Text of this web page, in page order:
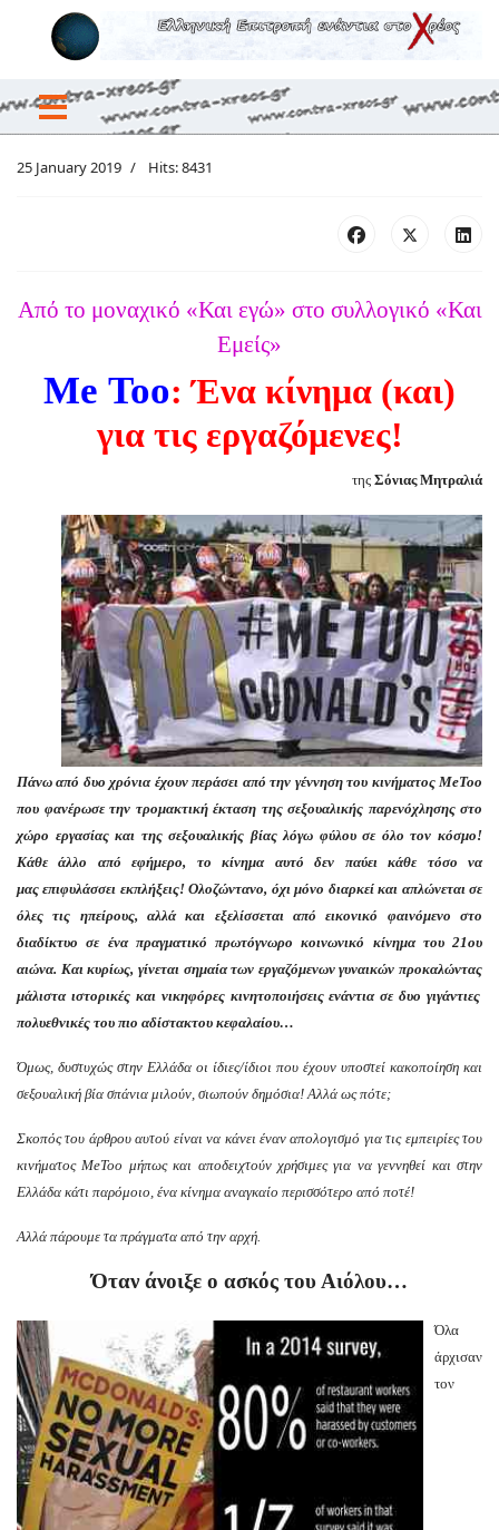
25 January 2019 Hits: 8431
Από το μοναχικό «Και εγώ» στο συλλογικό «Και
Εμείς»
Me Too: Ένα κίνημα (και)
για τις εργαζόμενες!
της Σόνιας Μητραλιά
Πάνω από δυο χρόνια έχουν περάσει από την γέννηση του κινήματος MeToo
που φανέρωσε την τρομακτική έκταση της σεξουαλικής παρενόχλησης στο
χώρο εργασίας και της σεξουαλικής βίας λόγω φύλου σε όλο τον κόσμο!
Κάθε άλλο από εφήμερο, το κίνημα αυτό δεν παύει κάθε τόσο να
μας επιφυλάσσει εκπλήξεις! Ολοζώντανο, όχι μόνο διαρκεί και απλώνεται σε
όλες τις ηπείρους, αλλά και εξελίσσεται από εικονικό φαινόμενο στο
διαδίκτυο σε ένα πραγματικό πρωτόγνωρο κοινωνικό κίνημα του 21ου
αιώνα. Και κυρίως, γίνεται σημαία των εργαζόμενων γυναικών προκαλώντας
μάλιστα ιστορικές και νικηφόρες κινητοποιήσεις ενάντια σε δυο γιγάντιες
πολυεθνικές του πιο αδίστακτου κεφαλαίου…
Όμως, δυστυχώς στην Ελλάδα οι ίδιες/ίδιοι που έχουν υποστεί κακοποίηση και
σεξουαλική βία σπάνια μιλούν, σιωπούν δημόσια! Αλλά ως πότε;
Σκοπός του άρθρου αυτού είναι να κάνει έναν απολογισμό για τις εμπειρίες του
κινήματος MeToo μήπως και αποδειχτούν χρήσιμες για να γεννηθεί και στην
Ελλάδα κάτι παρόμοιο, ένα κίνημα αναγκαίο περισσότερο από ποτέ!
Αλλά πάρουμε τα πράγματα από την αρχή.
Όταν άνοιξε ο ασκός του Αιόλου…
Όλα
άρχισαν
τον